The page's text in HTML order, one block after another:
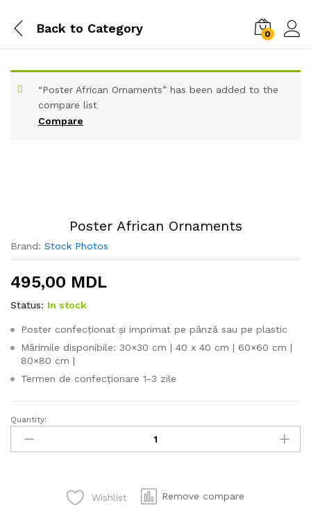
Back to Category 0
Compare
“Poster African Ornaments” has been added to the
compare list
Poster African Ornaments
Brand: Stock Photos
495,00 MDL
Status: In stock
Poster confecționat și imprimat pe pânză sau pe plastic
Mărimile disponibile: 30×30 cm | 40 x 40 cm | 60×60 cm |
80×80 cm |
Termen de confecționare 1-3 zile
Poster
African
Ornaments
Quantity:
Wishlist Remove compare